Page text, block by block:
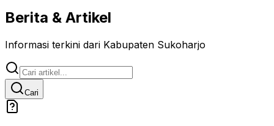
Berita & Artikel
Informasi terkini dari Kabupaten Sukoharjo
Cari